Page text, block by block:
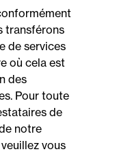
transférons
de services
où cela est
des
Pour toute
de
notre
vous